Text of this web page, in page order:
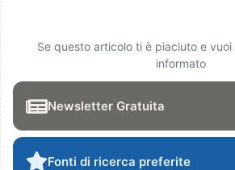
Se questo articolo ti è piaciuto e
informato
Newsletter Gratuita
Fonti di ricerca preferite